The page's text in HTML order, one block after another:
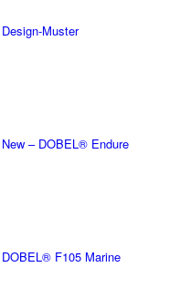
Design-Muster
New – DOBEL® Endure
DOBEL® F105 Marine